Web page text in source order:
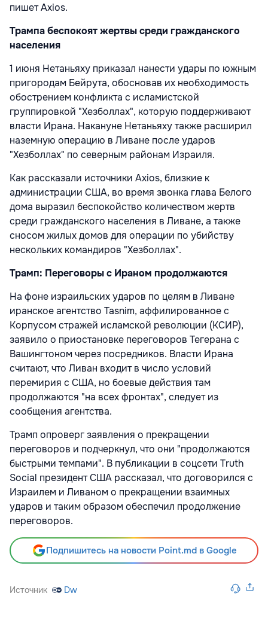
пишет Axios.
Трампа беспокоят жертвы среди гражданского
населения
1 июня Нетаньяху приказал нанести удары по южным
пригородам Бейрута, обосновав их необходимость
обострением конфликта с исламистской
группировкой "Хезболлах", которую поддерживают
власти Ирана. Накануне Нетаньяху также расширил
наземную операцию в Ливане после ударов
"Хезболлах" по северным районам Израиля.
Как рассказали источники Axios, близкие к
администрации США, во время звонка глава Белого
дома выразил беспокойство количеством жертв
среди гражданского населения в Ливане, а также
сносом жилых домов для операции по убийству
нескольких командиров "Хезболлах".
Трамп: Переговоры с Ираном продолжаются
На фоне израильских ударов по целям в Ливане
иранское агентство Tasnim, аффилированное с
Корпусом стражей исламской революции (КСИР),
заявило о приостановке переговоров Тегерана с
Вашингтоном через посредников. Власти Ирана
считают, что Ливан входит в число условий
перемирия с США, но боевые действия там
продолжаются "на всех фронтах", следует из
сообщения агентства.
Трамп опроверг заявления о прекращении
переговоров и подчеркнул, что они "продолжаются
быстрыми темпами". В публикации в соцсети Truth
Social президент США рассказал, что договорился с
Израилем и Ливаном о прекращении взаимных
ударов и таким образом обеспечил продолжение
переговоров.
Подпишитесь на новости Point.md в Google
Источник Dw